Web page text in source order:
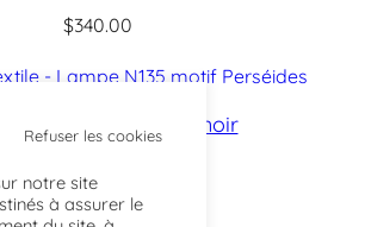
$340.00
Perséides jaune et noir
380.00
Refuser les cookies
notre site
à assurer le